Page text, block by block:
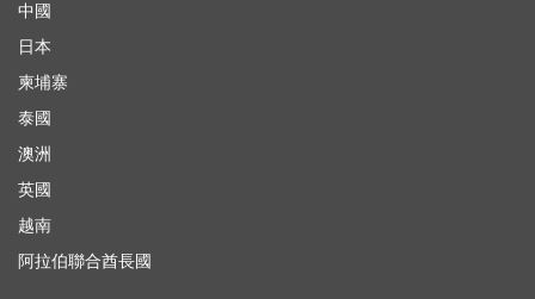
中國
日本
柬埔寨
泰國
澳洲
英國
越南
阿拉伯聯合酋長國